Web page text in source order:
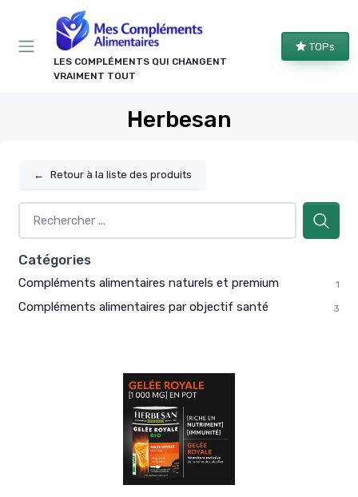
LES COMPLÉMENTS QUI CHANGENT
VRAIMENT TOUT
TOPs
Herbesan
← Retour à la liste des produits
Catégories
Compléments alimentaires naturels et premium 1
Compléments alimentaires par objectif santé 3
Panneau de gestion des cookies